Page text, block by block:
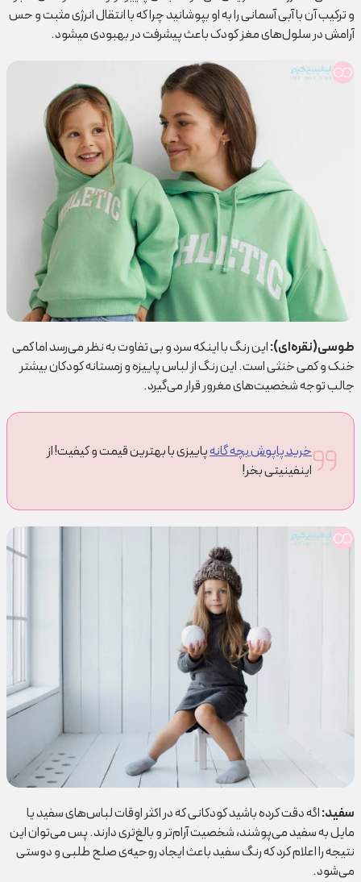
و ترکیب آن با آبی آسمانی را به او بپوشانید چرا که با انتقال انرژی مثبت و حس
آرامش در سلول‌های مغز کودک باعث پیشرفت در بهبودی می‍شود.
طوسی(نقره‌ای):این رنگ با اینکه سرد و بی تفاوت به نظر می‌رسد اما کمی
خنک و کمی خنثی است. این رنگ از لباس پاییزه و زمستانه کودکان بیشتر
جالب توجه شخصیت‌های مغرور قرار می‌گیرد.
خرید پاپوش بچه گانهپاییزی با بهترین قیمت و کیفیت! از
اینفینیتی بخر!
سفید:اگه دقت کرده باشید کودکانی که در اکثر اوقات لباس‌های سفید یا
مایل به سفید می‌پوشند، شخصیت آرام‌تر و بالغ‌تری دارند. پس می‌توان این
نتیجه را اعلام کرد که رنگ سفید باعث ایجاد روحیه‌ی صلح طلبی و دوستی
می‌شود.